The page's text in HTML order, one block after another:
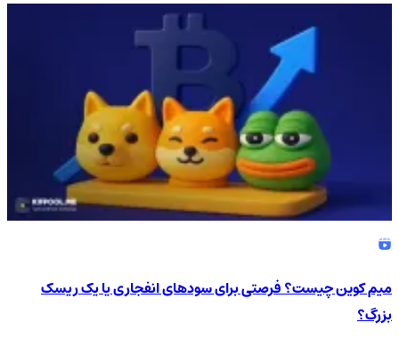
میم کوین چیست؟ فرصتی برای سودهای انفجاری یا یک ریسک
بزرگ؟